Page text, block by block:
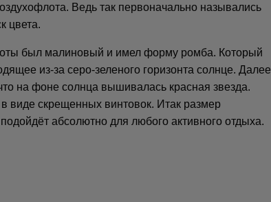
Ведь так первоначально назывались
цвета.
был малиновый и имел форму ромба. Который
из-за серо-зеленого горизонта солнце.
на фоне солнца вышивалась красная звезда.
виде скрещенных винтовок. Итак размер
абсолютно для любого активного отдыха.